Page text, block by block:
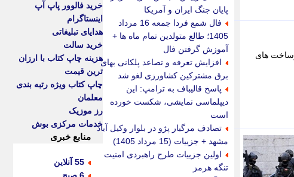
های
پایان جنگ ایران و آمریکا
فال شمع فردا جمعه 16 مرداد
1405؛ طالع متولدین تمام ماه ها +
آموزش گرفتن فال
افزایش تعرفه و تصاعد پلکانی بهای
برق مشترکین کشاورزی لغو شد
پاسخ قالیباف به ترامپ: این
دیپلماسی نمایشی، شکست خورده
است
تصادف مرگبار پژو در بلوار وکیل آباد
مشهد + جزییات (15 مرداد 1405)
اولین جزییات طرح راهبردی امنیت
تنگه هرمز
خرید فالوور پاپ آپ
اینستاگرام
هدایای تبلیغاتی
خرید سالت
هزینه چاپ کتاب با ارزان
ترین قیمت
چاپ کتاب ویژه رتبه بندی
معلمان
رز موزیک
خدمات مرکزی بوش
منابع خبری
55 آنلاین